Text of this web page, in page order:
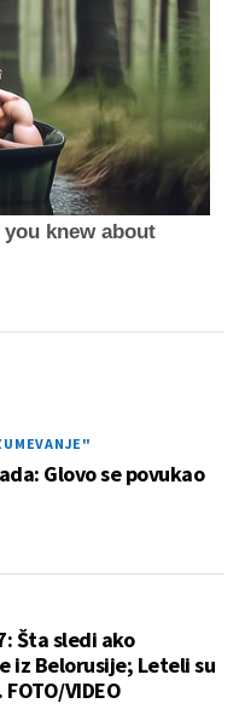
knew about
Glovo se povukao
Šta sledi ako
iz Belorusije; Leteli su
VIDEO